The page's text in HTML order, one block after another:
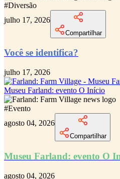
#Diversão
julho 17, 2026
Compartilhar
Você se identifica?
julho 17, 2026
Museu Farland: evento O Início
#Evento
agosto 04, 2026
Compartilhar
Museu Farland: evento O
agosto 04, 2026